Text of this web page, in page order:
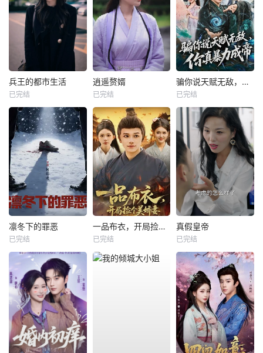
兵王的都市生活
已完结
逍遥赘婿
已完结
骗你说天赋无敌，你真暴力成帝
已完结
凛冬下的罪恶
已完结
一品布衣，开局捡个美娇妻
已完结
真假皇帝
已完结